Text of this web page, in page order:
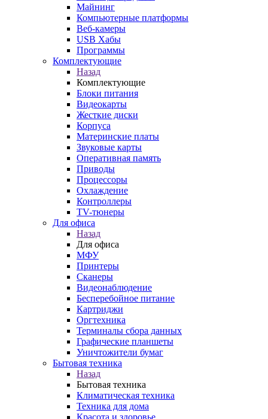
Майнинг
Компьютерные платформы
Веб-камеры
USB Хабы
Программы
Комплектующие
Назад
Комплектующие
Блоки питания
Видеокарты
Жесткие диски
Корпуса
Материнские платы
Звуковые карты
Оперативная память
Приводы
Процессоры
Охлаждение
Контроллеры
TV-тюнеры
Для офиса
Назад
Для офиса
МФУ
Принтеры
Сканеры
Видеонаблюдение
Бесперебойное питание
Картриджи
Оргтехника
Терминалы сбора данных
Графические планшеты
Уничтожители бумаг
Бытовая техника
Назад
Бытовая техника
Климатическая техника
Техника для дома
Красота и здоровье